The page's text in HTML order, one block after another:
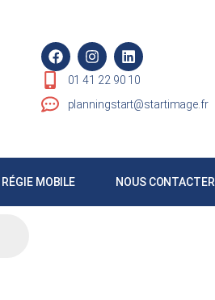
01 41 22 90 10
planningstart@startimage.fr
RÉGIE MOBILE NOUS CONTACTER